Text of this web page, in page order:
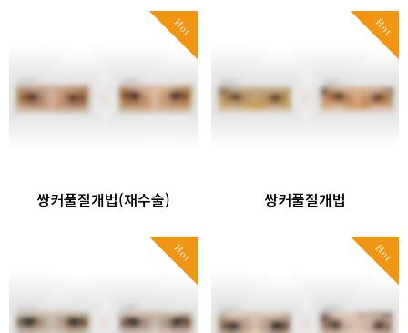
Hot
쌍커풀절개법(재수술)
Hot
쌍커풀절개법
Hot Hot